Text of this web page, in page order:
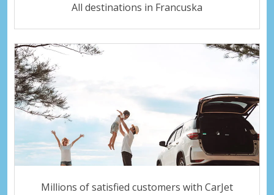
All destinations in Francuska
Millions of satisfied customers with CarJet